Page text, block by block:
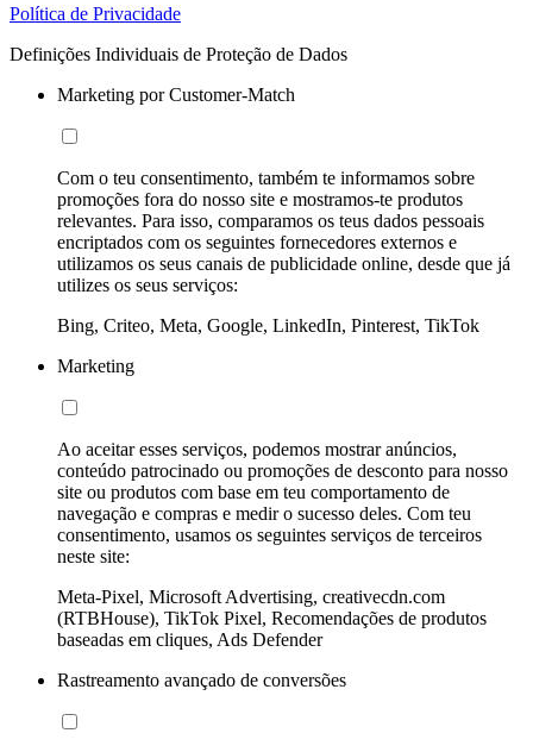
Política de Privacidade
Definições Individuais de Proteção de Dados
Marketing por Customer-Match
Com o teu consentimento, também te informamos sobre
promoções fora do nosso site e mostramos-te produtos
relevantes. Para isso, comparamos os teus dados pessoais
encriptados com os seguintes fornecedores externos e
utilizamos os seus canais de publicidade online, desde que já
utilizes os seus serviços:
Bing, Criteo, Meta, Google, LinkedIn, Pinterest, TikTok
Marketing
Ao aceitar esses serviços, podemos mostrar anúncios,
conteúdo patrocinado ou promoções de desconto para nosso
site ou produtos com base em teu comportamento de
navegação e compras e medir o sucesso deles. Com teu
consentimento, usamos os seguintes serviços de terceiros
neste site:
Meta-Pixel, Microsoft Advertising, creativecdn.com
(RTBHouse), TikTok Pixel, Recomendações de produtos
baseadas em cliques, Ads Defender
Rastreamento avançado de conversões